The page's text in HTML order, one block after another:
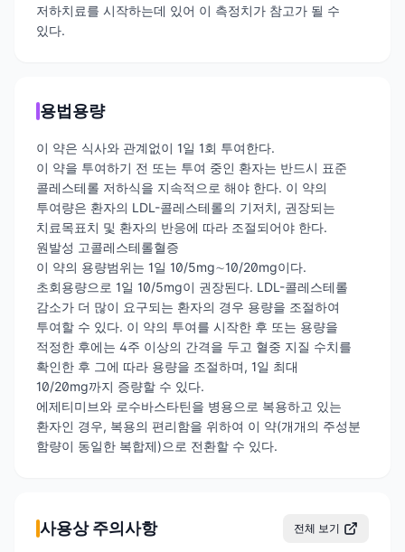
저하치료를 시작하는데 있어 이 측정치가 참고가 될 수
있다.
용법용량
이 약은 식사와 관계없이 1일 1회 투여한다.
이 약을 투여하기 전 또는 투여 중인 환자는 반드시 표준
콜레스테롤 저하식을 지속적으로 해야 한다. 이 약의
투여량은 환자의 LDL-콜레스테롤의 기저치, 권장되는
치료목표치 및 환자의 반응에 따라 조절되어야 한다.
원발성 고콜레스테롤혈증
이 약의 용량범위는 1일 10/5mg∼10/20mg이다.
초회용량으로 1일 10/5mg이 권장된다. LDL-콜레스테롤
감소가 더 많이 요구되는 환자의 경우 용량을 조절하여
투여할 수 있다. 이 약의 투여를 시작한 후 또는 용량을
적정한 후에는 4주 이상의 간격을 두고 혈중 지질 수치를
확인한 후 그에 따라 용량을 조절하며, 1일 최대
10/20mg까지 증량할 수 있다.
에제티미브와 로수바스타틴을 병용으로 복용하고 있는
환자인 경우, 복용의 편리함을 위하여 이 약(개개의 주성분
함량이 동일한 복합제)으로 전환할 수 있다.
사용상 주의사항 전체 보기